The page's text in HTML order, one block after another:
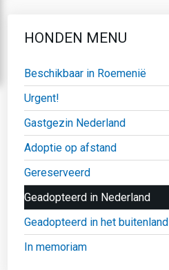
HONDEN MENU
Beschikbaar in Roemenië
Urgent!
Gastgezin Nederland
Adoptie op afstand
Gereserveerd
Geadopteerd in Nederland
Geadopteerd in het buitenland
In memoriam